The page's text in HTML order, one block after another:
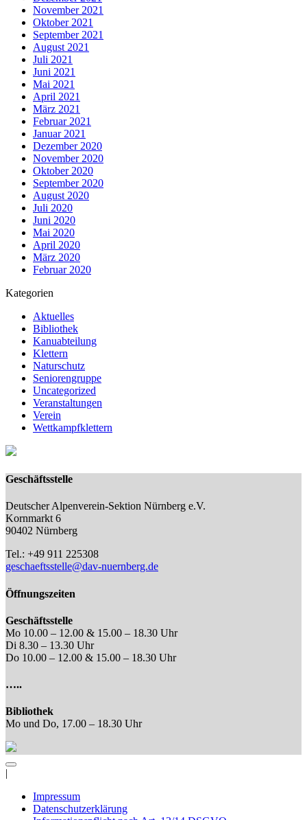
November 2021
Oktober 2021
September 2021
August 2021
Juli 2021
Juni 2021
Mai 2021
April 2021
März 2021
Februar 2021
Januar 2021
Dezember 2020
November 2020
Oktober 2020
September 2020
August 2020
Juli 2020
Juni 2020
Mai 2020
April 2020
März 2020
Februar 2020
Kategorien
Aktuelles
Bibliothek
Kanuabteilung
Klettern
Naturschutz
Seniorengruppe
Uncategorized
Veranstaltungen
Verein
Wettkampfklettern
Geschäftsstelle
Deutscher Alpenverein-Sektion Nürnberg e.V.
Kornmarkt 6
90402 Nürnberg
Tel.: +49 911 225308
geschaeftsstelle@dav-nuernberg.de
Öffnungszeiten
Geschäftsstelle
Mo 10.00 – 12.00 & 15.00 – 18.30 Uhr
Di 8.30 – 13.30 Uhr
Do 10.00 – 12.00 & 15.00 – 18.30 Uhr
…..
Bibliothek
Mo und Do, 17.00 – 18.30 Uhr
Impressum
Datenschutzerklärung